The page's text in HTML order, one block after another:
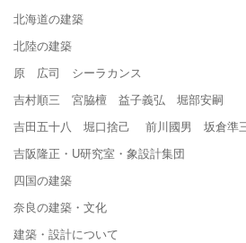
北海道の建築
北陸の建築
原 広司 シーラカンス
吉村順三 宮脇檀 益子義弘 堀部安嗣
吉田五十八 堀口捨己 前川國男 坂倉
吉阪隆正・U研究室・象設計集団
四国の建築
奈良の建築・文化
建築・設計について